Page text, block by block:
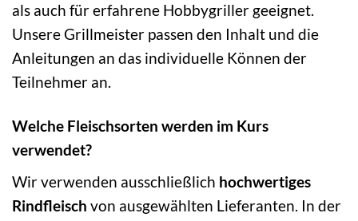
als auch für erfahrene Hobbygriller geeignet.
Unsere Grillmeister passen den Inhalt und die
Anleitungen an das individuelle Können der
Teilnehmer an.
Welche Fleischsorten werden im Kurs
verwendet?
Wir verwenden ausschließlich hochwertiges
Rindfleisch von ausgewählten Lieferanten. In der